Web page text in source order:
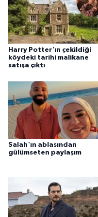
Harry Potter'ın çekildiği
köydeki tarihi malikane
satışa çıktı
Salah'ın ablasından
gülümseten paylaşım